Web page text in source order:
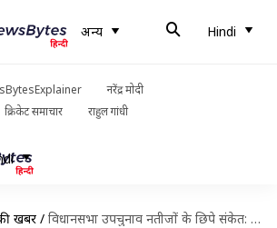
अन्य Hindi
नरेंद्र मोदी
क्रिकेट समाचार राहुल गांधी
खबरें / विधानसभा उपचुनाव नतीजों के छिपे संकेत: मुख्यमंत्री सुक्खू का बढ़ेगा कद, दलबदलुओं को जनता ने नकारा